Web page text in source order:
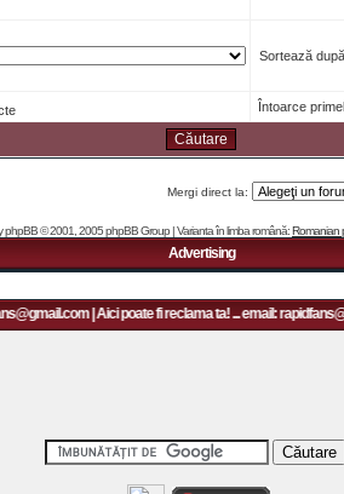
Sortează
Întoarce
Mergi direct la:
phpBB© 2001, 2005 phpBB Group | Varianta în limba română:Romanian
Advertising
| Aici poate fi reclama ta! ... email: